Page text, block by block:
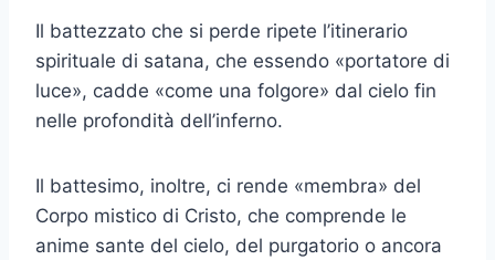
Il battezzato che si perde ripete l’itinerario
spirituale di satana, che essendo «portatore di
luce», cadde «come una folgore» dal cielo fin
nelle profondità dell’inferno.
Il battesimo, inoltre, ci rende «membra» del
Corpo mistico di Cristo, che comprende le
anime sante del cielo, del purgatorio o ancora